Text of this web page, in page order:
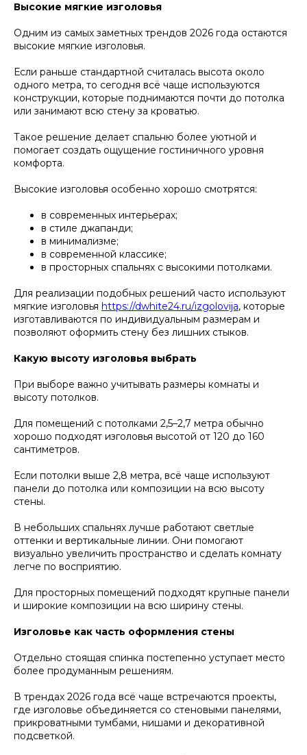
Высокие мягкие изголовья
Одним из самых заметных трендов 2026 года остаются
высокие мягкие изголовья.
Если раньше стандартной считалась высота около
одного метра, то сегодня всё чаще используются
конструкции, которые поднимаются почти до потолка
или занимают всю стену за кроватью.
Такое решение делает спальню более уютной и
помогает создать ощущение гостиничного уровня
комфорта.
Высокие изголовья особенно хорошо смотрятся:
в современных интерьерах;
в стиле джапанди;
в минимализме;
в современной классике;
в просторных спальнях с высокими потолками.
Для реализации подобных решений часто используют
мягкие изголовья https://dwhite24.ru/izgolovija, которые
изготавливаются по индивидуальным размерам и
позволяют оформить стену без лишних стыков.
Какую высоту изголовья выбрать
При выборе важно учитывать размеры комнаты и
высоту потолков.
Для помещений с потолками 2,5–2,7 метра обычно
хорошо подходят изголовья высотой от 120 до 160
сантиметров.
Если потолки выше 2,8 метра, всё чаще используют
панели до потолка или композиции на всю высоту
стены.
В небольших спальнях лучше работают светлые
оттенки и вертикальные линии. Они помогают
визуально увеличить пространство и сделать комнату
легче по восприятию.
Для просторных помещений подходят крупные панели
и широкие композиции на всю ширину стены.
Изголовье как часть оформления стены
Отдельно стоящая спинка постепенно уступает место
более продуманным решениям.
В трендах 2026 года всё чаще встречаются проекты,
где изголовье объединяется со стеновыми панелями,
прикроватными тумбами, нишами и декоративной
подсветкой.